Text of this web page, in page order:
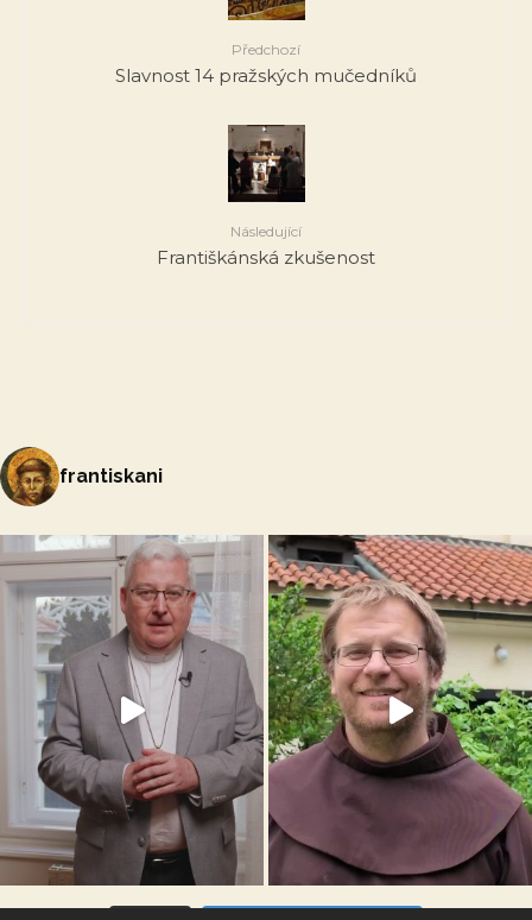
Předchozí
Slavnost 14 pražských mučedníků
Následující
Františkánská zkušenost
frantiskani